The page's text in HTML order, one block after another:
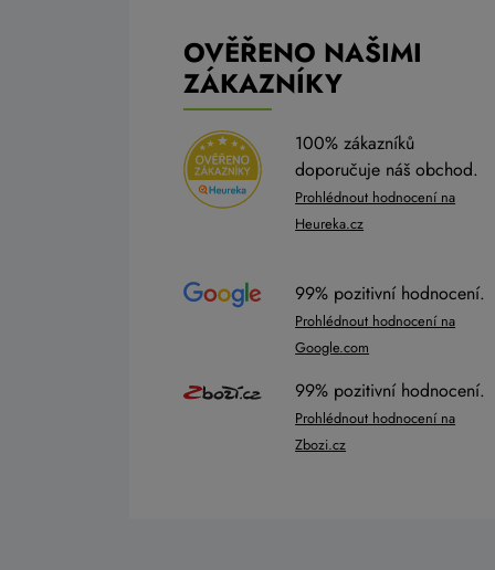
OVĚŘENO NAŠIMI
ZÁKAZNÍKY
100% zákazníků
doporučuje náš obchod.
Prohlédnout hodnocení na
Heureka.cz
99% pozitivní hodnocení.
Prohlédnout hodnocení na
Google.com
99% pozitivní hodnocení.
Prohlédnout hodnocení na
Zbozi.cz